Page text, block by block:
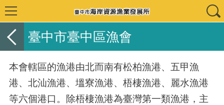
臺中市臺中區漁會
本會轄區的漁港由北而南有松柏漁港、五甲漁
港、北汕漁港、塭寮漁港、梧棲漁港、麗水漁港
等六個港口。除梧棲漁港為臺灣第一類漁港，主